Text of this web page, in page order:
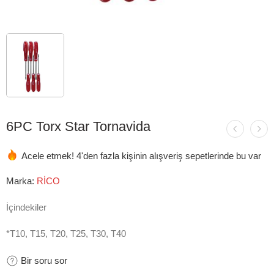
6PC Torx Star Tornavida
Acele etmek! 4'den fazla kişinin alışveriş sepetlerinde bu var
Marka: RİCO
İçindekiler
*T10, T15, T20, T25, T30, T40
Bir soru sor